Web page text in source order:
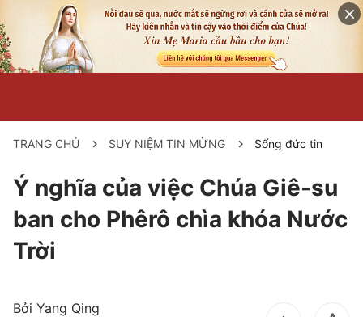
TRANG CHỦ SUY NIỆM TIN MỪNG Sống đức tin
Ý nghĩa của việc Chúa Giê-su
ban cho Phêrô chìa khóa Nước
Trời
Bởi Yang Qing